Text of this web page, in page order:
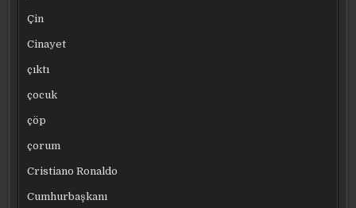
Çin
Cinayet
çıktı
çocuk
çöp
çorum
Cristiano Ronaldo
Cumhurbaşkanı